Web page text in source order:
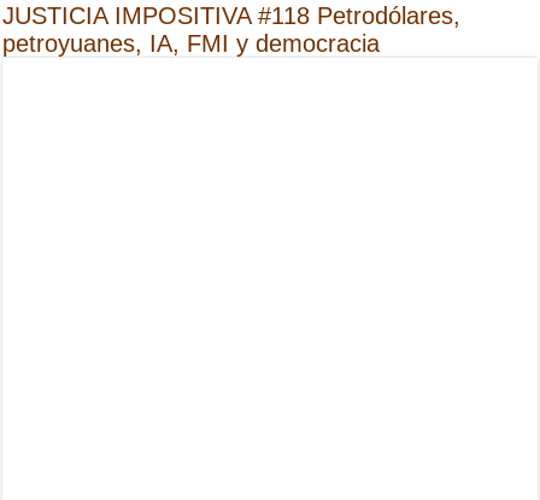
JUSTICIA IMPOSITIVA #118 Petrodólares,
petroyuanes, IA, FMI y democracia